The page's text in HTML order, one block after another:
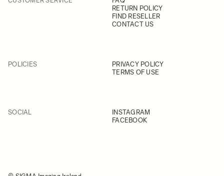
RETURN POLICY
FIND RESELLER
CONTACT US
POLICIES
PRIVACY POLICY
TERMS OF USE
SOCIAL
INSTAGRAM
FACEBOOK